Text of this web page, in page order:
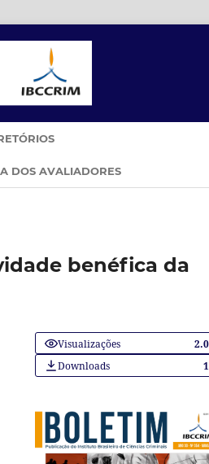
DOS AVALIADORES
benéfica da
Visualizações
Downloads